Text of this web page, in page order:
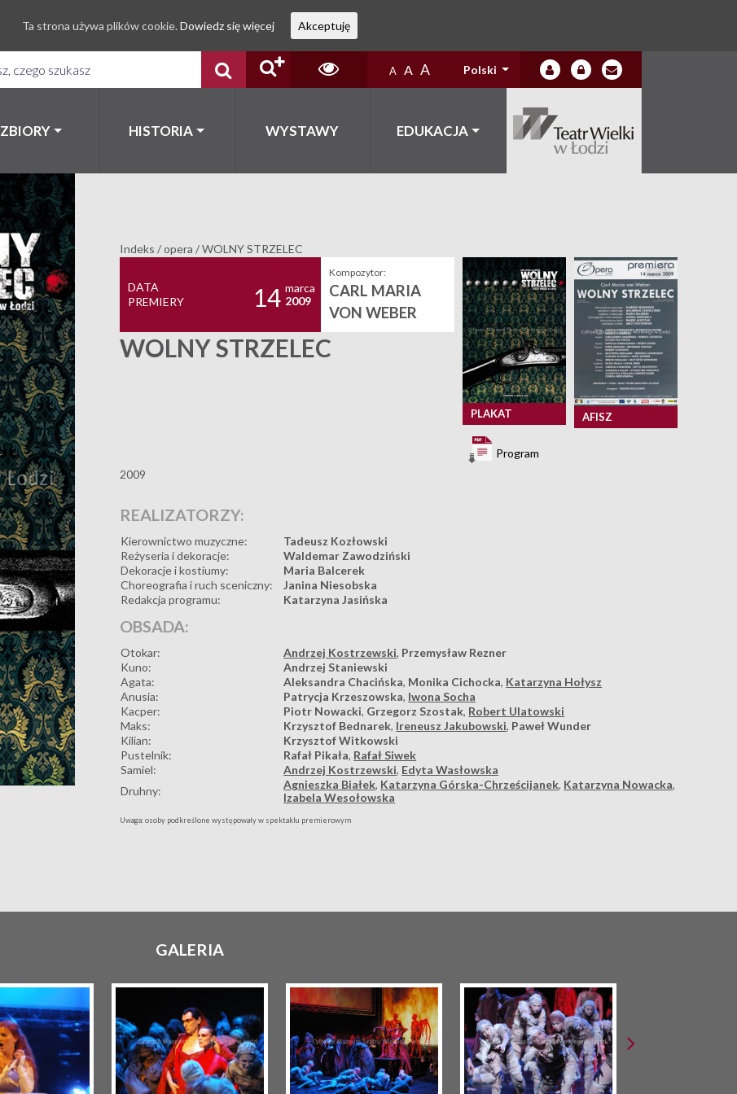
A A A Polski
ZBIORY HISTORIA WYSTAWY EDUKACJA
Indeks /opera /WOLNY STRZELEC
DATA
PREMIERY
14 marca
2009
Kompozytor:
CARL MARIA
VON WEBER
WOLNY STRZELEC
PLAKAT AFISZ
Program
2009
REALIZATORZY:
Kierownictwo muzyczne:
Tadeusz Kozłowski
Reżyseria i dekoracje:
Waldemar Zawodziński
Dekoracje i kostiumy:
Maria Balcerek
Choreografia i ruch sceniczny:
Janina Niesobska
Redakcja programu:
Katarzyna Jasińska
OBSADA:
Otokar: Andrzej Kostrzewski, Przemysław Rezner
Kuno:
Andrzej Staniewski
Agata:
Aleksandra Chacińska, Monika Cichocka, Katarzyna Hołysz
Anusia:
Patrycja Krzeszowska, Iwona Socha
Kacper:
Piotr Nowacki, Grzegorz Szostak, Robert Ulatowski
Maks:
Krzysztof Bednarek, Ireneusz Jakubowski, Paweł Wunder
Kilian:
Krzysztof Witkowski
Pustelnik:
Rafał Pikała, Rafał Siwek
Samiel:
Andrzej Kostrzewski, Edyta Wasłowska
Druhny:
Agnieszka Białek, Katarzyna Górska-Chrześcijanek, Katarzyna Nowacka,
Izabela Wesołowska
Uwaga: osoby podkreślone występowały w spektaklu premierowym
GALERIA
Ta strona używa plików cookie. Dowiedz się więcej Akceptuję